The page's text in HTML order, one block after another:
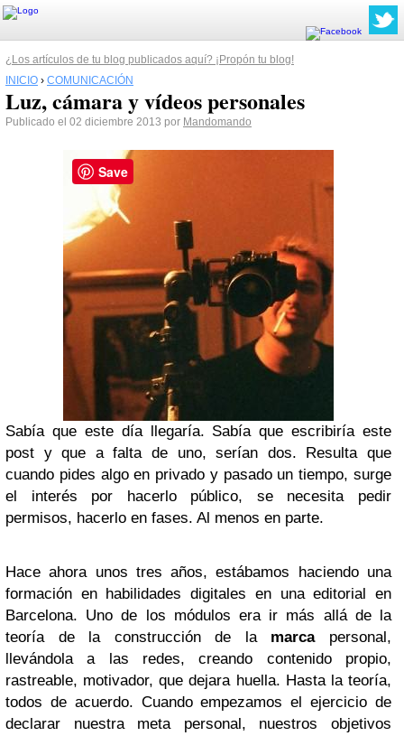
¿Los artículos de tu blog publicados aquí? ¡Propón tu blog!
INICIO › COMUNICACIÓN
Luz, cámara y vídeos personales
Publicado el 02 diciembre 2013 por Mandomando
Sabía que este día llegaría. Sabía que escribiría este
post y que a falta de uno, serían dos. Resulta que
cuando pides algo en privado y pasado un tiempo, surge
el interés por hacerlo público, se necesita pedir
permisos, hacerlo en fases. Al menos en parte.
Hace ahora unos tres años, estábamos haciendo una
formación en habilidades digitales en una editorial en
Barcelona. Uno de los módulos era ir más allá de la
teoría de la construcción de la marcapersonal,
llevándola a las redes, creando contenido propio,
rastreable, motivador, que dejara huella. Hasta la teoría,
todos de acuerdo. Cuando empezamos el ejercicio de
declarar nuestra meta personal, nuestros objetivos
Save